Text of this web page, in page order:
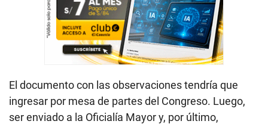
El documento con las observaciones tendría que
ingresar por mesa de partes del Congreso. Luego,
ser enviado a la Oficialía Mayor y, por último,